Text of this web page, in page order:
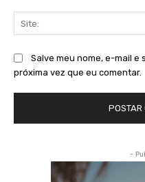
Salve meu nome, e-mail
próxima vez que eu comentar.
-